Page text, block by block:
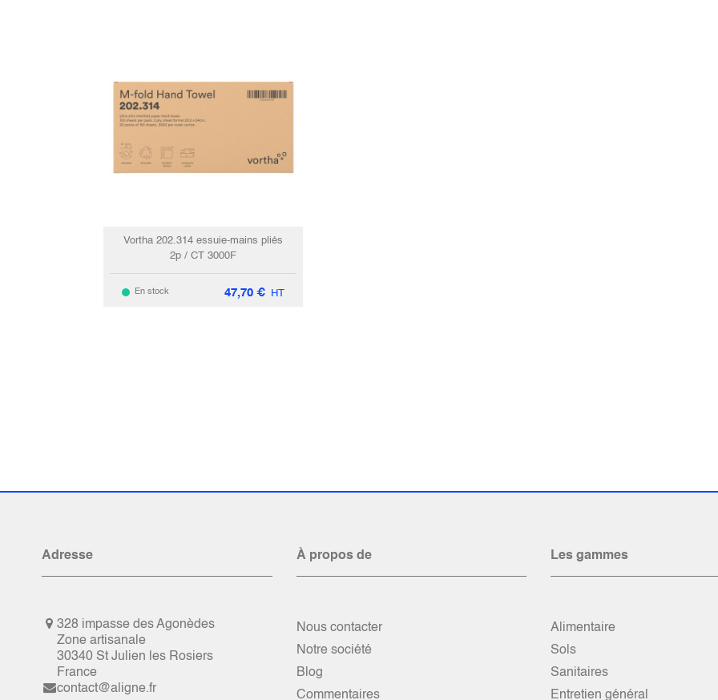
Vortha 202.314 essuie-mains pliés
2p / CT 3000F
En stock 47,70 € HT
Adresse
328 impasse des Agonèdes
Zone artisanale
30340 St Julien les Rosiers
France
contact@aligne.fr
À propos de
Nous contacter
Notre société
Blog
Commentaires
Les gammes
Alimentaire
Sols
Sanitaires
Entretien général